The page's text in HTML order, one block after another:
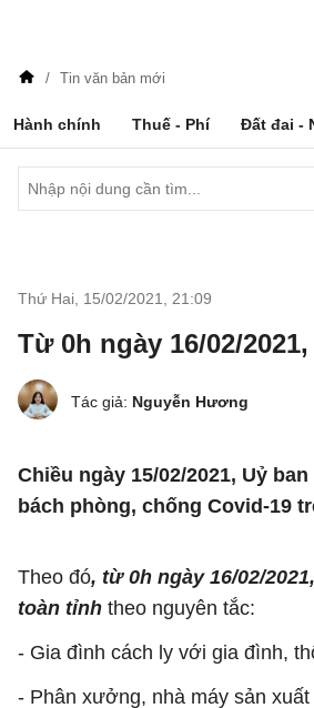
Tin văn bản mới
Hành chính Thuế - Phí Đất đai -
Thứ Hai, 15/02/2021 21:09
Từ 0h ngày 16/02/
Tác giả: Nguyễn Hương
Chiều ngày 15/02/2021, Uỷ
bách phòng, chống Covid-19
Theo đó, từ 0h ngày 16/02/
toàn tỉnh theo nguyên tắc:
- Gia đình cách ly với gia đình,
- Phân xưởng, nhà máy sản